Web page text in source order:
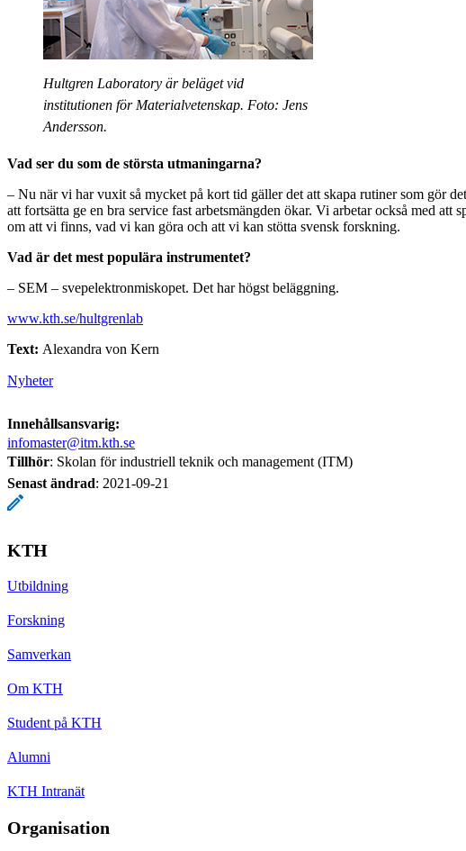
Hultgren Laboratory är beläget vid
institutionen för Materialvetenskap. Foto: Jens
Andersson.
Vad ser du som de största utmaningarna?
– Nu när vi har vuxit så mycket på kort tid gäller det att skapa rutiner som gör
att fortsätta ge en bra service fast arbetsmängden ökar. Vi arbetar också med att
om att vi finns, vad vi kan göra och att vi kan stötta svensk forskning.
Vad är det mest populära instrumentet?
– SEM – svepelektronmiskopet. Det har högst beläggning.
www.kth.se/hultgrenlab
Text: Alexandra von Kern
Nyheter
Innehållsansvarig:
infomaster@itm.kth.se
Tillhör: Skolan för industriell teknik och management (ITM)
Senast ändrad: 2021-09-21
KTH
Utbildning
Forskning
Samverkan
Om KTH
Student på KTH
Alumni
KTH Intranät
Organisation